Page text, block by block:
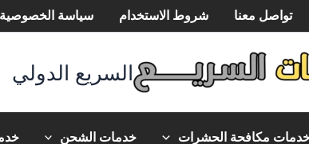
تواصل معنا شروط الاستخدام سياسة الخصوصية
السريع الدولي
مكافحة الحشرات خدمات الشحن